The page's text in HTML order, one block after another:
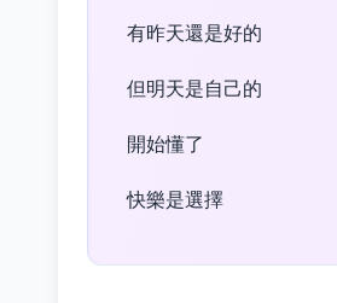
有昨天還是好的
但明天是自己的
開始懂了
快樂是選擇